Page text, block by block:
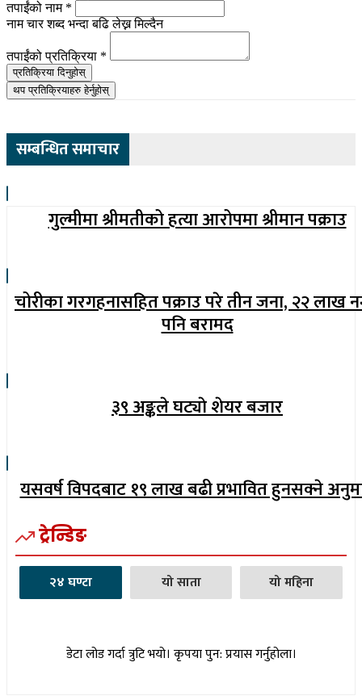
तपाईंको नाम *
नाम चार शब्द भन्दा बढि लेख्न मिल्दैन
तपाईंको प्रतिक्रिया *
प्रतिक्रिया दिनुहोस्
थप प्रतिक्रियाहरु हेर्नुहोस्
सम्बन्धित समाचार
गुल्मीमा श्रीमतीको हत्या आरोपमा श्रीमान पक्राउ
चोरीका गरगहनासहित पक्राउ परे तीन जना, २२ लाख
पनि बरामद
३९ अङ्कले घट्याे शेयर बजार
यसवर्ष विपदबाट १९ लाख बढी प्रभावित हुनसक्ने
ट्रेन्डिङ
२४ घण्टा यो साता यो महिना
डेटा लोड गर्दा त्रुटि भयो। कृपया पुन: प्रयास गर्नुहोला।